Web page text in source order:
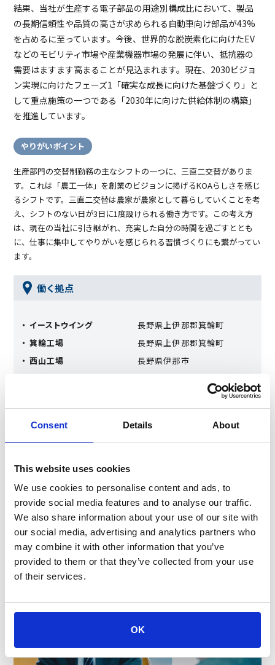
Consent Details About
This website uses cookies
We use cookies to personalise content and ads, to
provide social media features and to analyse our traffic.
We also share information about your use of our site with
our social media, advertising and analytics partners who
may combine it with other information that you’ve
provided to them or that they’ve collected from your use
of their services.
OK
結果、当社が生産する電子部品の用途別構成比において、製品
の長期信頼性や品質の高さが求められる自動車向け部品が43%
を占めるに至っています。今後、世界的な脱炭素化に向けたEV
などのモビリティ市場や産業機器市場の発展に伴い、抵抗器の
需要はますます高まることが見込まれます。現在、2030ビジョ
ン実現に向けたフェーズ1「確実な成長に向けた基盤づくり」と
して重点施策の一つである「2030年に向けた供給体制の構築」
を推進しています。
やりがいポイント
生産部門の交替制勤務の主なシフトの一つに、三直二交替がありま
す。これは「農工一体」を創業のビジョンに掲げるKOAらしさを感じ
るシフトです。三直二交替は農家が農家として暮らしていくことを考
え、シフトのない日が3日に1度設けられる働き方です。この考え方
は、現在の当社に引き継がれ、充実した自分の時間を過ごすととも
に、仕事に集中してやりがいを感じられる習慣づくりにも繋がってい
ます。
働く拠点
・ イーストウイング
⻑野県上伊那郡箕輪町
・ 箕輪⼯場
⻑野県上伊那郡箕輪町
・ ⻄⼭⼯場
長野県伊那市
長野県上伊那郡南箕輪村
・ 匠の⾥
⻑野県飯⽥市
販売/物流
お客様と一番近い距離で新市場・新製品を生み出す
部⾨の職種
営業・営業事務/マーケティング/